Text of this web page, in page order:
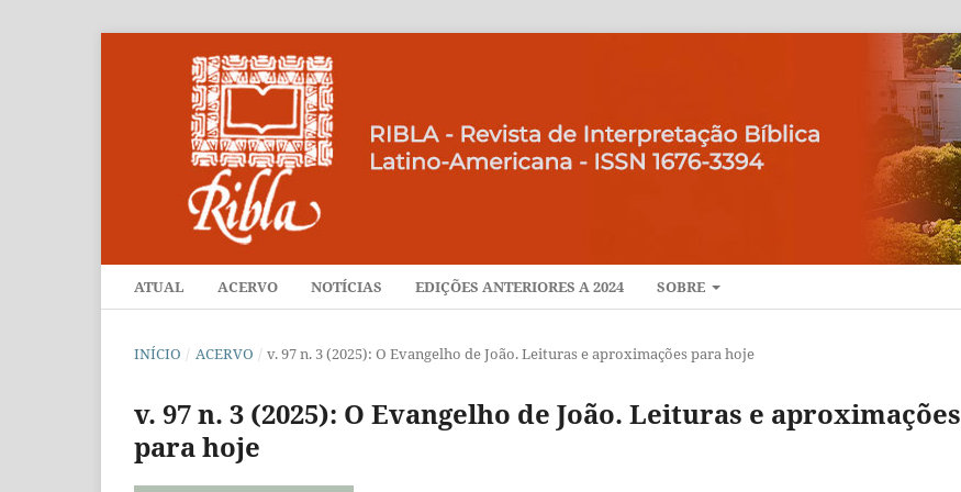
ATUAL ACERVO NOTÍCIAS EDIÇÕES ANTERIORES A 2024 SOBRE
INÍCIO / ACERVO / v. 97 n. 3 (2025): O Evangelho de João. Leituras e aproximações para hoje
v. 97 n. 3 (2025): O Evangelho de João. Leituras e aproximações
para hoje